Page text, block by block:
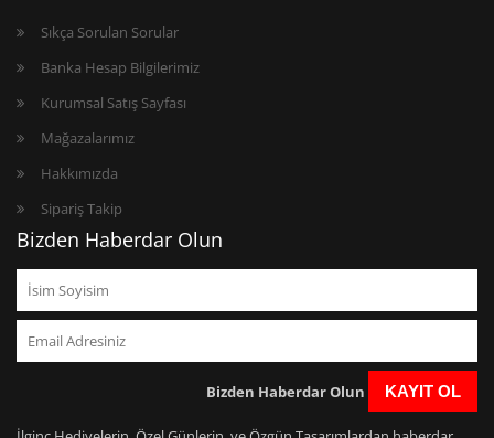
Sıkça Sorulan Sorular
Banka Hesap Bilgilerimiz
Kurumsal Satış Sayfası
Mağazalarımız
Hakkımızda
Sipariş Takip
Bizden Haberdar Olun
Bizden Haberdar Olun KAYIT OL